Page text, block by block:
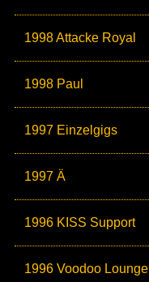
1998 Attacke Royal
1998 Paul
1997 Einzelgigs
1997 Ä
1996 KISS Support
1996 Voodoo Lounge